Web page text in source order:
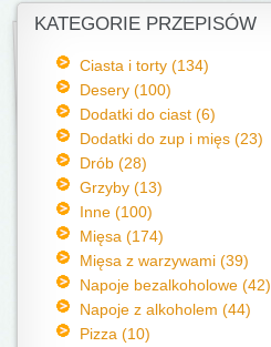
KATEGORIE PRZEPISÓW
Ciasta i torty (134)
Desery (100)
Dodatki do ciast (6)
Dodatki do zup i mięs (23)
Drób (28)
Grzyby (13)
Inne (100)
Mięsa (174)
Mięsa z warzywami (39)
Napoje bezalkoholowe (42)
Napoje z alkoholem (44)
Pizza (10)